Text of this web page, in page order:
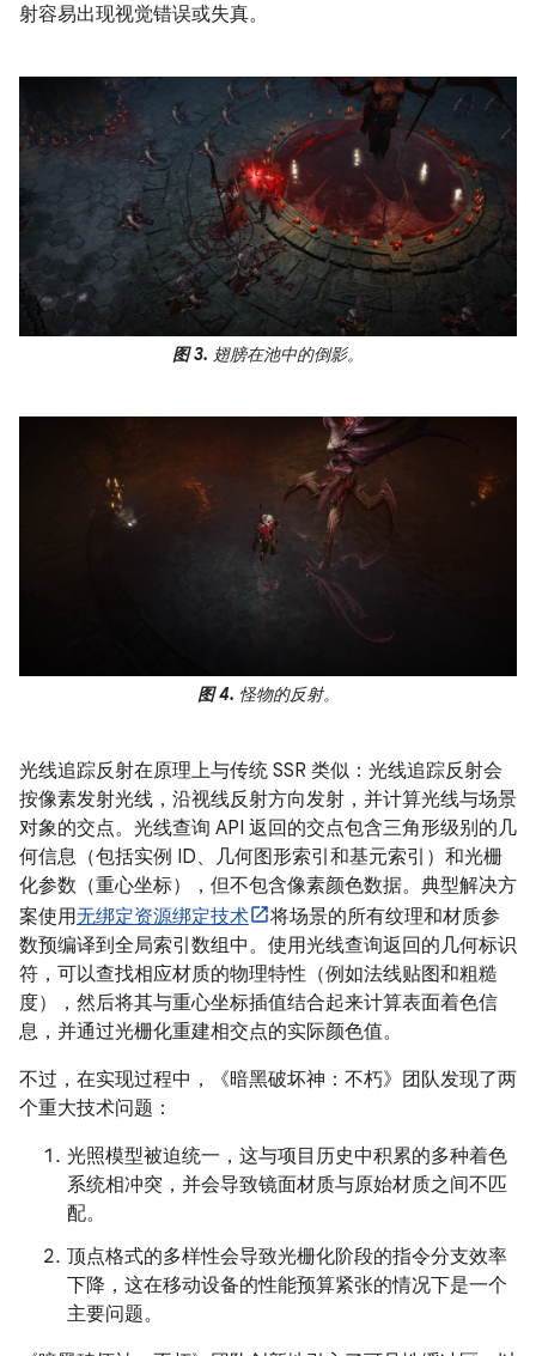
射容易出现视觉错误或失真。
图 3. 翅膀在池中的倒影。
图 4. 怪物的反射。
光线追踪反射在原理上与传统 SSR 类似：光线追踪反射会
按像素发射光线，沿视线反射方向发射，并计算光线与场景
对象的交点。光线查询 API 返回的交点包含三角形级别的几
何信息（包括实例 ID、几何图形索引和基元索引）和光栅
化参数（重心坐标），但不包含像素颜色数据。典型解决方
案使用无绑定资源绑定技术
将场景的所有纹理和材质参
数预编译到全局索引数组中。使用光线查询返回的几何标识
符，可以查找相应材质的物理特性（例如法线贴图和粗糙
度），然后将其与重心坐标插值结合起来计算表面着色信
息，并通过光栅化重建相交点的实际颜色值。
不过，在实现过程中，《暗黑破坏神：不朽》团队发现了两
个重大技术问题：
光照模型被迫统一，这与项目历史中积累的多种着色
系统相冲突，并会导致镜面材质与原始材质之间不匹
配。
顶点格式的多样性会导致光栅化阶段的指令分支效率
下降，这在移动设备的性能预算紧张的情况下是一个
主要问题。